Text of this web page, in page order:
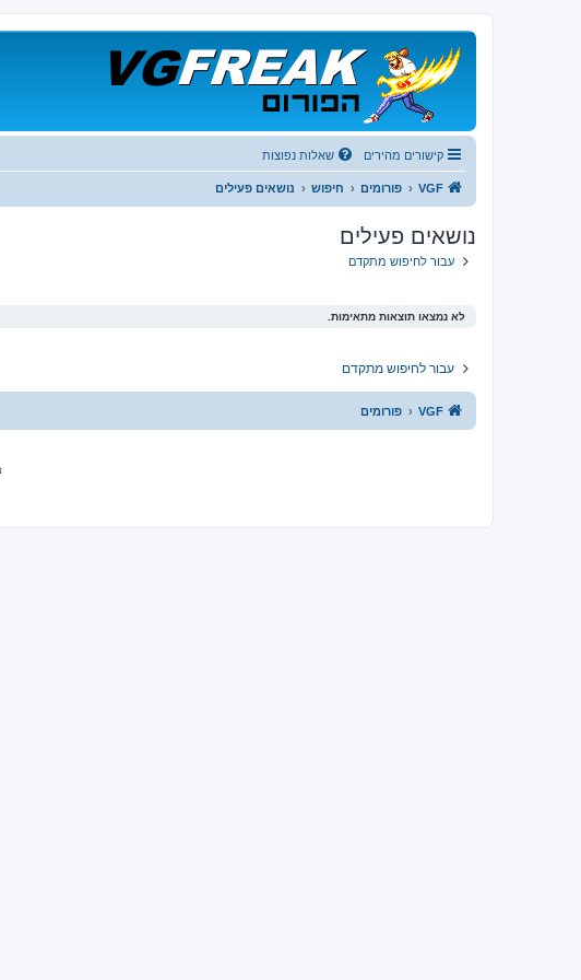
קישורים מהירים שאלות נפוצות
VGF פורומים חיפוש נושאים פעילים
נושאים פעילים
עבור לחיפוש מתקדם
לא נמצאו תוצאות מתאימות.
עבור לחיפוש מתקדם
VGF פורומים